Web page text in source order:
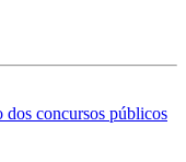
dos concursos públicos